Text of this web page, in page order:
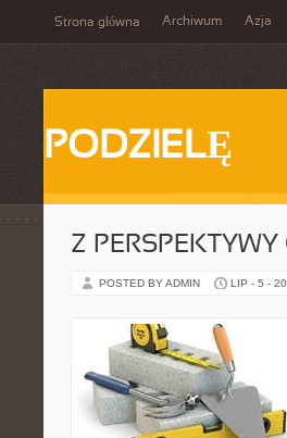
Strona główna Archiwum Azja
PODZIELĘ
Z
POSTED BY ADMIN LIP - 5 -